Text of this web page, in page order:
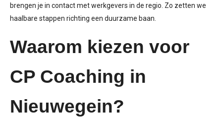
brengen je in contact met werkgevers in de regio. Zo zetten we
haalbare stappen richting een duurzame baan.
Waarom kiezen voor
CP Coaching in
Nieuwegein?